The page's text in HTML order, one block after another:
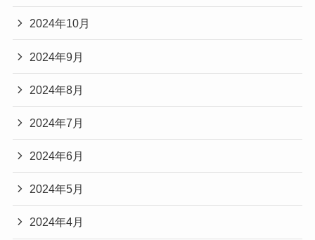
2024年10月
2024年9月
2024年8月
2024年7月
2024年6月
2024年5月
2024年4月